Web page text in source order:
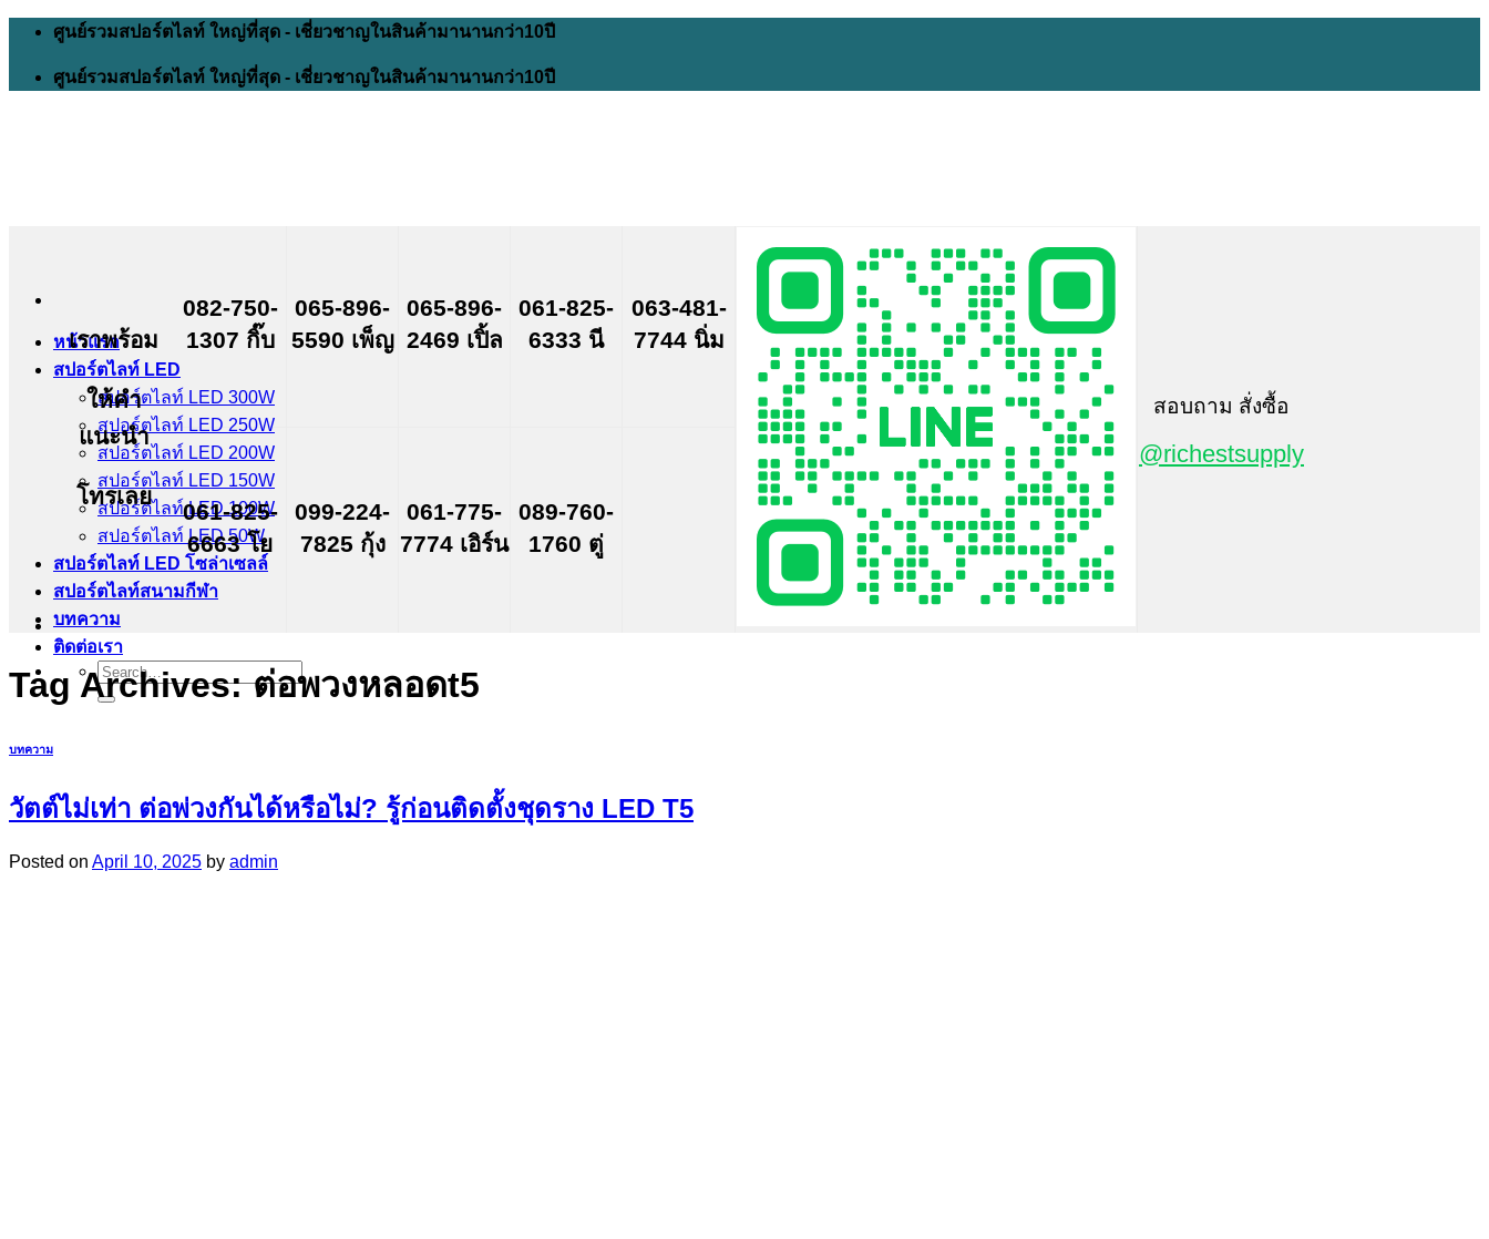
Skip
ศูนย์รวมสปอร์ตไลท์ ใหญ่ที่สุด - เชี่ยวชาญในสินค้ามานานกว่า10ปี
ศูนย์รวมสปอร์ตไลท์ ใหญ่ที่สุด - เชี่ยวชาญในสินค้ามานานกว่า10ปี
หน้าแรก
สปอร์ตไลท์ LED
สปอร์ตไลท์ LED 300W
สปอร์ตไลท์ LED 250W
สปอร์ตไลท์ LED 200W
สปอร์ตไลท์ LED 150W
สปอร์ตไลท์ LED 100W
สปอร์ตไลท์ LED 50W
สปอร์ตไลท์ LED โซล่าเซลล์
สปอร์ตไลท์สนามกีฬา
บทความ
ติดต่อเรา
Search
for:
เราพร้อม
ให้คำ
แนะนำ
โทรเลย
082-750-
1307 กิ๊บ
065-896-
5590 เพ็ญ
065-896-
2469 เปิ้ล
061-825-
6333 นี
063-481-
7744 นิ่ม
สอบถาม สั่งซื้อ
@richestsupply
061-825-
6663 โย
099-224-
7825 กุ้ง
061-775-
7774 เอิร์น
089-760-
1760 ตู่
Tag Archives:ต่อพวงหลอดt5
บทความ
วัตต์ไม่เท่า ต่อพ่วงกันได้หรือไม่? รู้ก่อนติดตั้งชุดราง LED T5
Posted on April 10, 2025 by admin